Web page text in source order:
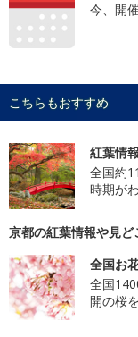
今、開
こちらもおすすめ
紅葉情
全国約
時期が
京都の紅葉情報や見ど
全国お
全国
開の桜